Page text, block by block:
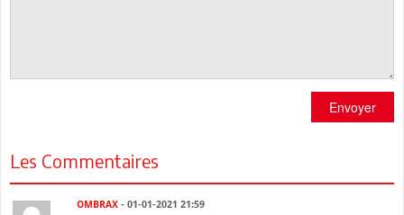
Envoyer
Les Commentaires
OMBRAX - 01-01-2021 21:59